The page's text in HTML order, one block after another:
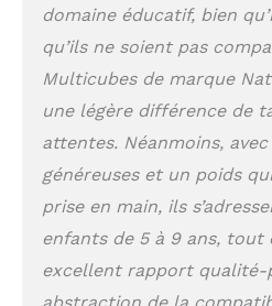
domaine éducatif, bien
qu’ils ne soient pas
Multicubes de marque
une légère différence de
attentes. Néanmoins,
généreuses et un poids
prise en main, ils
enfants de 5 à 9 ans,
excellent rapport qualité-